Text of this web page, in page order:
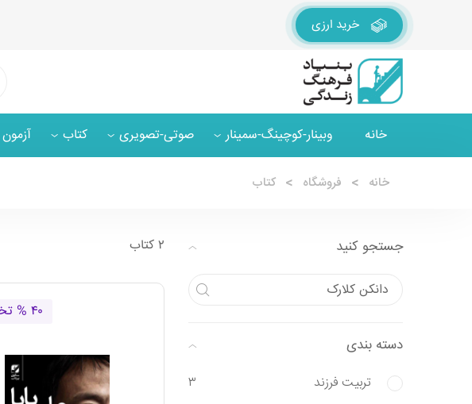
خرید ارزی
خانه وبینار-کوچینگ-سمینار صوتی-تصویری کتاب آزمون
خانه فروشگاه کتاب
جستجو کنید
دسته بندی
تربیت فرزند
۳
۲ کتاب
۴۰ % تخفیف